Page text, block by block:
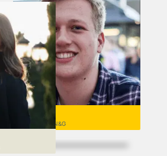
Niek
VWO 6, N&T/N&G